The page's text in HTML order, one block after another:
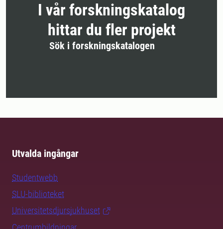
I vår forskningskatalog
hittar du fler projekt
Sök i forskningskatalogen
Utvalda ingångar
Studentwebb
SLU-biblioteket
Universitetsdjursjukhuset